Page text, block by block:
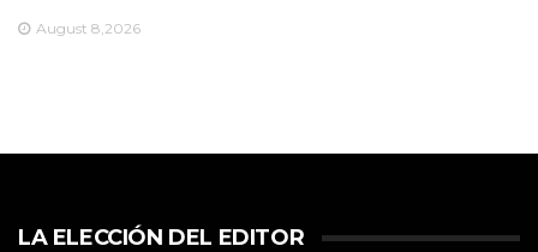
August 8,2026
LA ELECCIÓN DEL EDITOR